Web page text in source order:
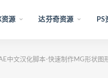
资源 达芬奇资源 PS
中文汉化脚本-快速制作MG形状图